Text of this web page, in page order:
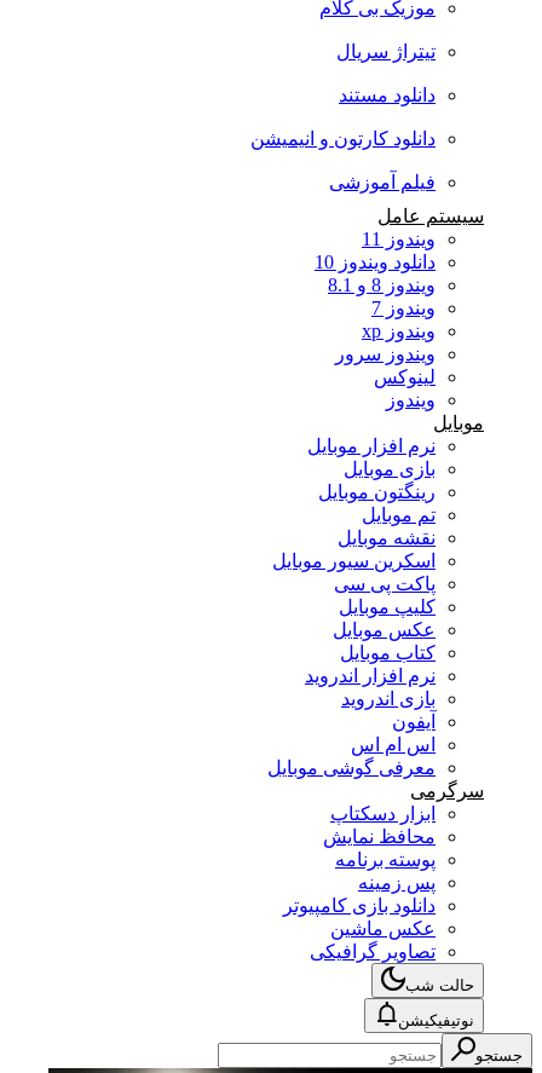
موزیک بی کلام
تیتراژ سریال
دانلود مستند
دانلود کارتون و انیمیشن
فیلم آموزشی
سیستم عامل
ویندوز 11
دانلود ویندوز 10
ویندوز 8 و 8.1
ویندوز 7
ویندوز xp
ویندوز سرور
لینوکس
ویندوز
موبایل
نرم افزار موبایل
بازی موبایل
رینگتون موبایل
تم موبایل
نقشه موبایل
اسکرین سیور موبایل
پاکت پی سی
کلیپ موبایل
عکس موبایل
کتاب موبایل
نرم افزار اندروید
بازی اندروید
آیفون
اس ام اس
معرفی گوشی موبایل
سرگرمی
ابزار دسکتاپ
محافظ نمایش
پوسته برنامه
پس زمینه
دانلود بازی کامپیوتر
عکس ماشین
تصاویر گرافیکی
حالت شب
نوتیفیکیشن
جستجو